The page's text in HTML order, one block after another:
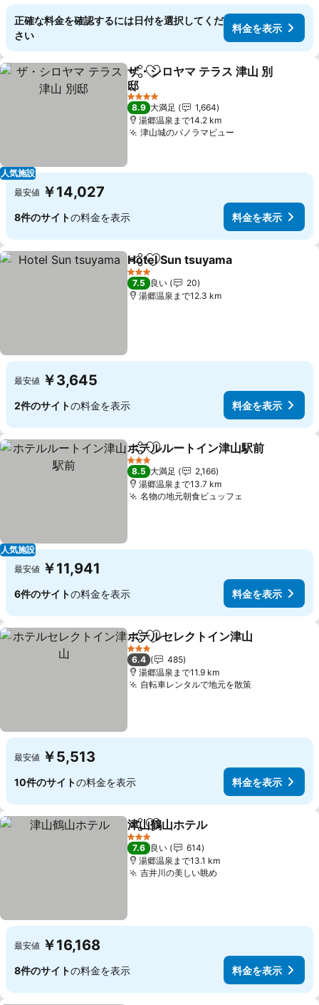
正確な料金を確認するには日付を選択してくだ
さい
料金を表示
人気施設
シェアお気に入りに追加
ザ・シロヤマ テラス 津山 別
邸
4 ホテルのランク
8.9 大満足
1,664
湯郷温泉まで14.2 km
津山城のパノラマビュー
最安値 ￥14,027
8件のサイトの料金を表示 料金を表示
シェアお気に入りに追加
Hotel Sun tsuyama
3 ホテルのランク
7.5 良い
20
湯郷温泉まで12.3 km
最安値 ￥3,645
2件のサイトの料金を表示 料金を表示
人気施設
シェアお気に入りに追加
ホテルルートイン津山駅前
3 ホテルのランク
8.5 大満足
2,166
湯郷温泉まで13.7 km
名物の地元朝食ビュッフェ
最安値 ￥11,941
6件のサイトの料金を表示 料金を表示
シェアお気に入りに追加
ホテルセレクトイン津山
3 ホテルのランク
6.4
485
湯郷温泉まで11.9 km
自転車レンタルで地元を散策
最安値 ￥5,513
10件のサイトの料金を表示 料金を表示
シェアお気に入りに追加
津山鶴山ホテル
3 ホテルのランク
7.6 良い
614
湯郷温泉まで13.1 km
吉井川の美しい眺め
最安値 ￥16,168
8件のサイトの料金を表示 料金を表示